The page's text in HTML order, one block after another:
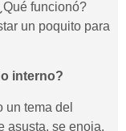
funcionó?
un poquito para
interno?
tema del
asusta, se enoja,